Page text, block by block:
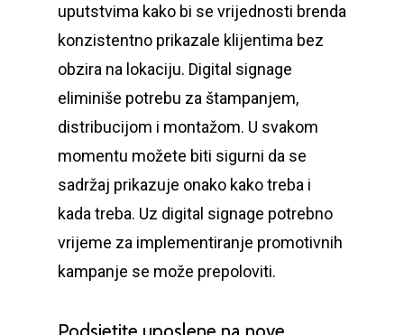
uputstvima kako bi se vrijednosti brenda
konzistentno prikazale klijentima bez
obzira na lokaciju. Digital signage
eliminiše potrebu za štampanjem,
distribucijom i montažom. U svakom
momentu možete biti sigurni da se
sadržaj prikazuje onako kako treba i
kada treba. Uz digital signage potrebno
vrijeme za implementiranje promotivnih
kampanje se može prepoloviti.